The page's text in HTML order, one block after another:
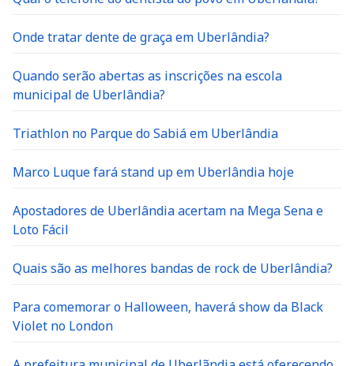
Onde tratar dente de graça em Uberlândia?
Quando serão abertas as inscrições na escola
municipal de Uberlândia?
Triathlon no Parque do Sabiá em Uberlândia
Marco Luque fará stand up em Uberlândia hoje
Apostadores de Uberlândia acertam na Mega Sena e
Loto Fácil
Quais são as melhores bandas de rock de Uberlândia?
Para comemorar o Halloween, haverá show da Black
Violet no London
A prefeitura municipal de Uberlãndia está oferecendo